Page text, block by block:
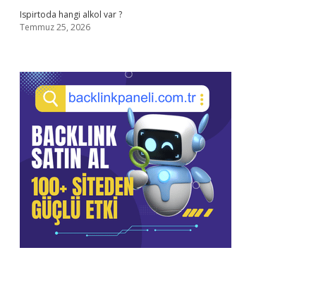
Ispirtoda hangi alkol var ?
Temmuz 25, 2026